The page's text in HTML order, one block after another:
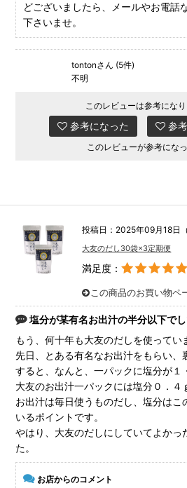
どございましたら、メールやお電話
下さいませ。
tontonさん (5件)
不明
このレビューは参考にな
参考になった 参
このレビューが参考にな
投稿日：2025年09月18日（
大友のだし30袋×3定期便
満足度：
この商品のお買い物ペ
塩分が某有名お出汁の半分以下でし
もう、何十年も大友のだしを使ってい
先日、とある有名なお出汁をもらい、
すると、なんと、一パックに塩分が１
大友のお出汁一パックには塩分０．４
お出汁は毎日使うものだし、塩分はこ
いるポイントです。
やはり、大友のだしにしていてよかっ
た。
お店からのコメント